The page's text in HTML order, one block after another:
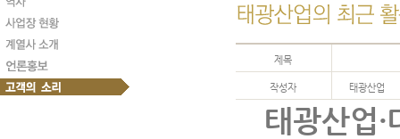
제목
작성자 태광산업
태광산업·